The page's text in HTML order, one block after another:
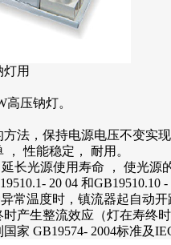
灯用
钠灯。
，保持电源电压不变实现节
性能稳定， 耐用。
延长光源使用寿命 ， 使光源
20 04 和GB19510.10 -
温度时，镇流器起自动开
产生整流效应（灯在寿终时
国家 GB19574- 2004标准及IEC